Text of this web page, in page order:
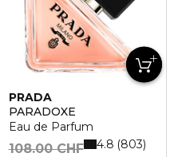
PRADA
PARADOXE
Eau de Parfum
108.00 CHF 4.8 803